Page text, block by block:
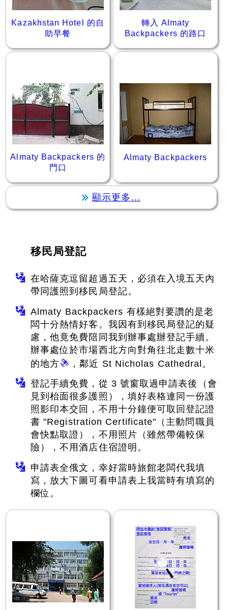
Kazakhstan Hotel 的自
助早餐
轉入 Almaty
Backpackers 的路口
Almaty Backpackers 的
門口
Almaty Backpackers
顯示更多...
移民局登記
在哈薩克逗留超過五天，必須在入境五天內
帶同護照到移民局登記。
Almaty Backpackers 有樣絕對要讚的是老
闆十分熱情好客。我因有到移民局登記的疑
慮，他竟免費陪同我到辦事處辦登記手續。
辦事處位於市場西北方向對角往北走數十米
的地方
，鄰近 St Nicholas Cathedral。
登記手續免費，從 3 號窗取過申請表後（會
見到枱面很多護照），填好表格連同一份護
照影印本交回，不用十分鐘便可取回登記證
書 "Registration Certificate"（主動問職員
會快點取證），不用照片（雖然帶備較保
險），不用酒店住宿證明。
申請表全俄文，幸好當時旅館老闆代我填
寫，放大下圖可看申請表上我當時有填寫的
欄位。